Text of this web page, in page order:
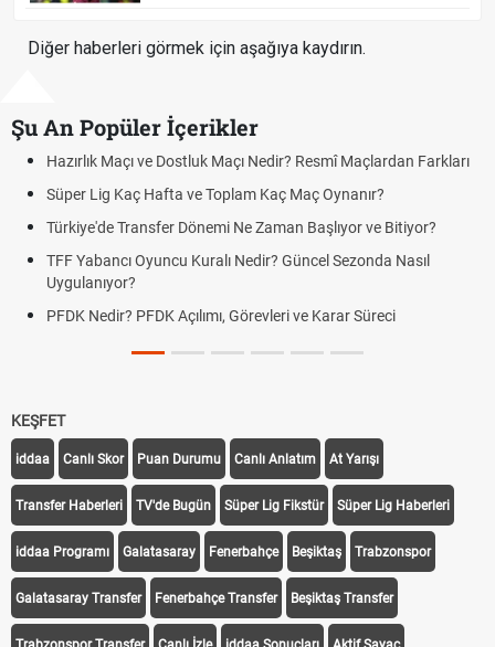
Diğer haberleri görmek için aşağıya kaydırın.
Şu An Popüler İçerikler
Farkları
Puan Durumunda AG, OM ve Diğer Kısaltmalar Ne
Skor Ne Demek? Sporda Skor ve Sonuç Kavramları
Futbol Nasıl Oynanır? Temel Futbol Kuralları
Deplasman Golü Kuralı Nedir? Hangi
Uygulanıyor?
DGS Sonuçları Ne Zaman Açıklanacak 2026? ÖSYM
KEŞFET
iddaa Canlı Skor Puan Durumu Canlı Anlatım At Yarışı
Transfer Haberleri TV'de Bugün Süper Lig Fikstür Süper Lig Haberleri
iddaa Programı Galatasaray Fenerbahçe Beşiktaş Trabzonspor
Galatasaray Transfer Fenerbahçe Transfer Beşiktaş Transfer